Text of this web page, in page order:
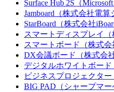
Surface Hub 2S（Microsoft
Jamboard（株式会社電算
StarBoard（株式会社
スマートディスプレイ（
スマートボード（株式会
DX会議ボード（株式会
デジタルホワイトボード
ビジネスプロジェクタ
BIG PAD（シャープマー